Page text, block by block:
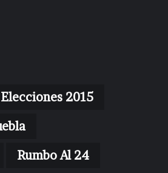
Elecciones 2015
Rumbo Al 24